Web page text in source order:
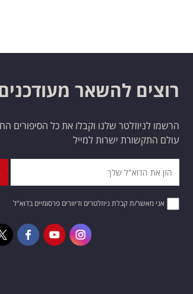
רוצים להשאר
הרשמו לניוזלטר שלנו וקבלו את כל הסיפורים
עולם התקשורת ישרות למייל
אני מאשר/ת קבלת ניוזלטרים ודיוורים פרסומיים בדוא"ל